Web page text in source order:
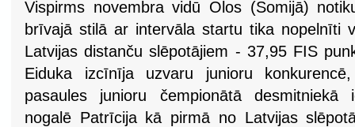
Vispirms novembra vidū Olos (Somijā)
brīvajā stilā ar intervāla startu tika nopelnīti
Latvijas distanču slēpotājiem - 37,95 FIS
Eiduka izcīnīja uzvaru junioru
pasaules junioru čempionātā desmitniekā
nogalē Patrīcija kā pirmā no Latvijas